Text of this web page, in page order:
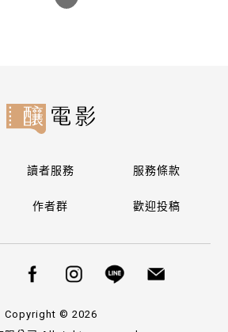
讀者服務 服務條款
作者群 歡迎投稿
Copyright © 2026